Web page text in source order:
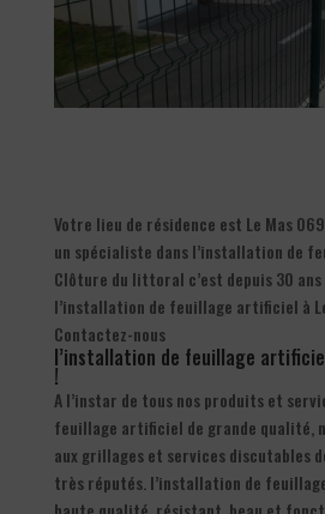
Votre lieu de résidence est Le Mas
un spécialiste dans l’installation de
Clôture du littoral c’est depuis 30
l’installation de feuillage artificiel à Le
Contactez-nous
l’installation de feuillage
!
A l’instar de tous nos produits et
feuillage artificiel de grande qualité,
aux grillages et services discutables
très réputés. l’installation de